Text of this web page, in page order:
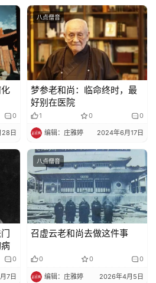
0
28日
八点僧音
梦参老和尚：临命终时，最
好别在医院
1 0 0
编辑：庄雅婷 2024年6月17日
0
7日
八点僧音
召虚云老和尚去做这件事
0 0 0
编辑：庄雅婷 2026年4月5日